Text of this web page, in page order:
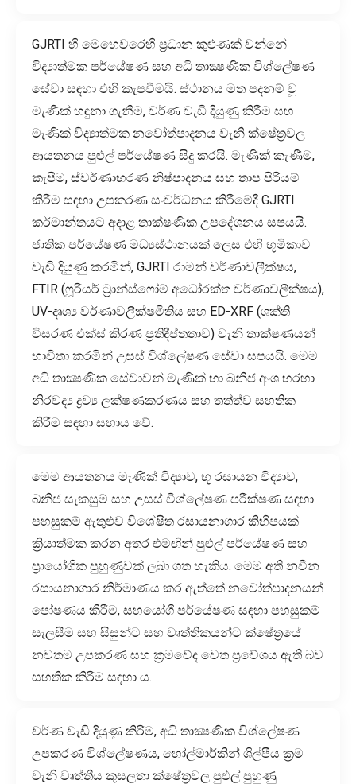
GJRTI හි මෙහෙවරෙහි ප්‍රධාන කුළුණක් වන්නේ
විද්‍යාත්මක පර්යේෂණ සහ අධි තාක්‍ෂණික විශ්ලේෂණ
සේවා සඳහා එහි කැපවීමයි. ස්ථානය මත පදනම් වූ
මැණික් හඳුනා ගැනීම, වර්ණ වැඩි දියුණු කිරීම සහ
මැණික් විද්‍යාත්මක නවෝත්පාදනය වැනි ක්ෂේත්‍රවල
ආයතනය පුළුල් පර්යේෂණ සිදු කරයි. මැණික් කැණීම,
කැපීම, ස්වර්ණාභරණ නිෂ්පාදනය සහ තාප පිරියම්
කිරීම සඳහා උපකරණ සංවර්ධනය කිරීමේදී GJRTI
කර්මාන්තයට අදාළ තාක්ෂණික උපදේශනය සපයයි.
ජාතික පර්යේෂණ මධ්‍යස්ථානයක් ලෙස එහි භූමිකාව
වැඩි දියුණු කරමින්, GJRTI රාමන් වර්ණාවලීක්ෂය,
FTIR (ෆූරියර් ට්‍රාන්ස්ෆෝම් අධෝරක්ත වර්ණාවලීක්ෂය),
UV-දෘශ්‍ය වර්ණාවලීක්ෂමිතිය සහ ED-XRF (ශක්ති
විසරණ එක්ස් කිරණ ප්‍රතිදීප්තතාව) වැනි තාක්ෂණයන්
භාවිතා කරමින් උසස් විශ්ලේෂණ සේවා සපයයි. මෙම
අධි තාක්‍ෂණික සේවාවන් මැණික් හා ඛනිජ අංශ හරහා
නිරවද්‍ය ද්‍රව්‍ය ලක්ෂණකරණය සහ තත්ත්ව සහතික
කිරීම සඳහා සහාය වේ.
මෙම ආයතනය මැණික් විද්‍යාව, භූ රසායන විද්‍යාව,
ඛනිජ සැකසුම් සහ උසස් විශ්ලේෂණ පරීක්ෂණ සඳහා
පහසුකම් ඇතුළුව විශේෂිත රසායනාගාර කිහිපයක්
ක්‍රියාත්මක කරන අතර එමඟින් පුළුල් පර්යේෂණ සහ
ප්‍රායෝගික පුහුණුවක් ලබා ගත හැකිය. මෙම අති නවීන
රසායනාගාර නිර්මාණය කර ඇත්තේ නවෝත්පාදනයන්
පෝෂණය කිරීම, සහයෝගී පර්යේෂණ සඳහා පහසුකම්
සැලසීම සහ සිසුන්ට සහ වෘත්තිකයන්ට ක්ෂේත්‍රයේ
නවතම උපකරණ සහ ක්‍රමවේද වෙත ප්‍රවේශය ඇති බව
සහතික කිරීම සඳහා ය.
වර්ණ වැඩි දියුණු කිරීම, අධි තාක්‍ෂණික විශ්ලේෂණ
උපකරණ විශ්ලේෂණය, හෝල්මාර්කින් ශිල්පීය ක්‍රම
වැනි වෘත්තීය කුසලතා ක්ෂේත්‍රවල පුළුල් පුහුණු